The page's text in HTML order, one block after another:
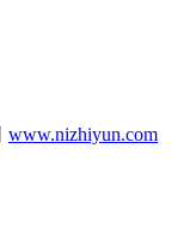
www.nizhiyun.com